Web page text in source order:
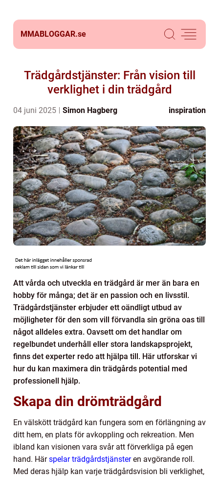
MMABLOGGAR.se
Trädgårdstjänster: Från vision till
verklighet i din trädgård
04 juni 2025 Simon Hagberg inspiration
Att vårda och utveckla en trädgård är mer än bara en
hobby för många; det är en passion och en livsstil.
Trädgårdstjänster erbjuder ett oändligt utbud av
möjligheter för den som vill förvandla sin gröna oas till
något alldeles extra. Oavsett om det handlar om
regelbundet underhåll eller stora landskapsprojekt,
finns det experter redo att hjälpa till. Här utforskar vi
hur du kan maximera din trädgårds potential med
professionell hjälp.
Skapa din drömträdgård
En välskött trädgård kan fungera som en förlängning av
ditt hem, en plats för avkoppling och rekreation. Men
ibland kan visionen vara svår att förverkliga på egen
hand. Härspelar trädgårdstjänsteren avgörande roll.
Med deras hjälp kan varje trädgårdsvision bli verklighet,